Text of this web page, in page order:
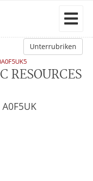
Unterrubriken
RESOURCES